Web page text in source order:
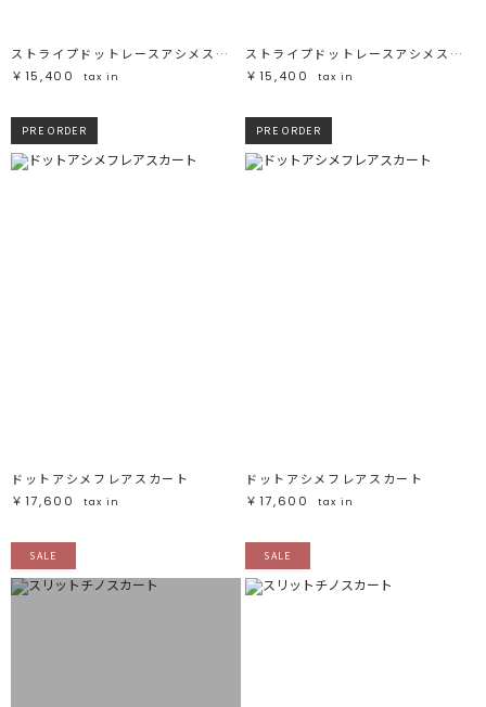
ストライプドットレースアシメスカート
￥15,400
tax in
ストライプドットレースアシメスカート
￥15,400
tax in
PRE ORDER
ドットアシメフレアスカート
￥17,600
tax in
PRE ORDER
ドットアシメフレアスカート
￥17,600
tax in
SALE SALE